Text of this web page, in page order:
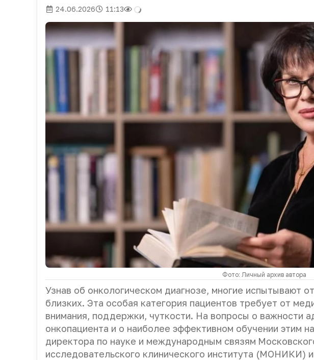
24.06.2026 11:13
Фото: Личный архив автора
Узнав об онкологическом диагнозе, многие испытывают
близких. Эта особая категория пациентов требует от
внимания, поддержки, чуткости. На вопросы о важности
онкопациента и о наиболее эффективном обучении этим
директора по науке и международным связям
исследовательского клинического института (МОНИКИ)